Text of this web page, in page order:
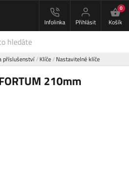
Infolinka Přihlásit
0
Košík
příslušenství Klíče Nastavitelné klíče
210mm